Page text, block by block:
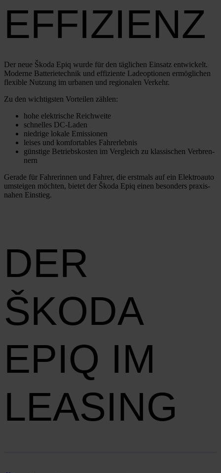
EFFIZIENZ
Der neue Ško­da Epiq wur­de für den täg­li­chen Ein­satz ent­wi­ckelt.
Moder­ne Bat­te­rie­tech­nik und effi­zi­en­te Lade­op­tio­nen ermög­li­chen
fle­xi­ble Nut­zung im urba­nen und regio­na­len Ver­kehr.
Zu den wich­tigs­ten Vor­tei­len zäh­len:
hohe elek­tri­sche Reich­wei­te
schnel­les DC-Laden
nied­ri­ge loka­le Emis­sio­nen
lei­ses und kom­for­ta­bles Fahr­erleb­nis
güns­ti­ge Betriebs­kos­ten im Ver­gleich zu klas­si­schen Ver­bren­
nern
Gera­de für Fah­re­rin­nen und Fah­rer, die erst­mals auf ein Elek­tro­au­to
umstei­gen möch­ten, bie­tet der Ško­da Epiq einen beson­ders pra­xis­
na­hen Ein­stieg.
DER
ŠKODA
EPIQ IM
LEASING